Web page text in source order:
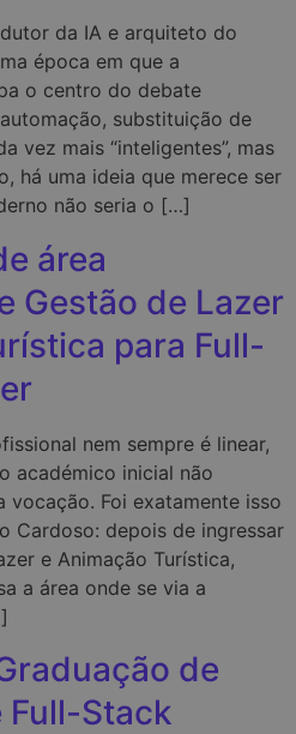
da IA e arquiteto do
época em que a
o centro do debate
substituição de
vez mais “inteligentes”, mas
há uma ideia que merece ser
não seria o […]
área
Gestão de Lazer
para Full-
nem sempre é linear,
académico inicial não
vocação. Foi exatamente isso
Cardoso: depois de ingressar
e Animação Turística,
a área onde se via a
de
Full-Stack